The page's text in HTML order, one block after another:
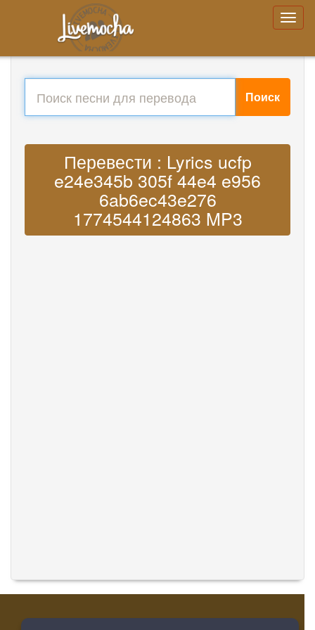
Поиск
Перевести : Lyrics ucfp
e24e345b 305f 44e4 e956
6ab6ec43e276
1774544124863 MP3